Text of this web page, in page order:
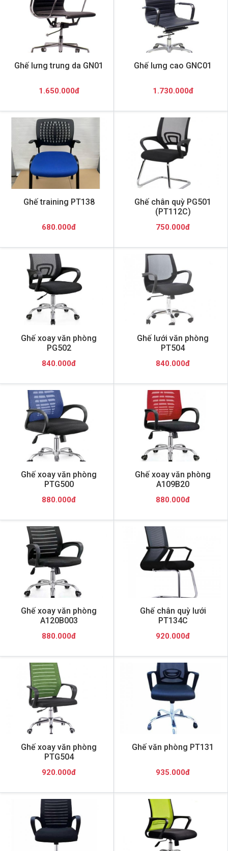
Ghế lưng trung da GN01
1.650.000đ
Ghế lưng cao GNC01
1.730.000đ
Ghế training PT138
680.000đ
Ghế chân quỳ PG501
(PT112C)
750.000đ
Ghế xoay văn phòng
PG502
840.000đ
Ghế lưới văn phòng
PT504
840.000đ
Ghế xoay văn phòng
PTG500
880.000đ
Ghế xoay văn phòng
A109B20
880.000đ
Ghế xoay văn phòng
A120B003
880.000đ
Ghế chân quỳ lưới
PT134C
920.000đ
Ghế xoay văn phòng
PTG504
920.000đ
Ghế văn phòng PT131
935.000đ